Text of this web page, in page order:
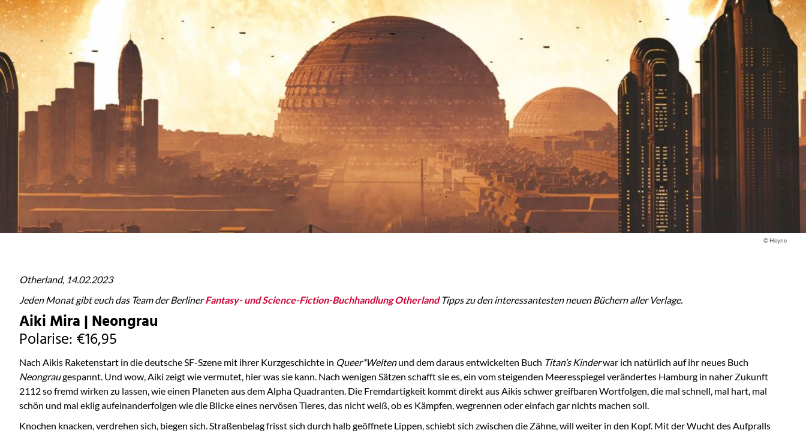
© Heyne
Otherland, 14.02.2023
Jeden Monat gibt euch das Team der BerlinerFantasy- und Science-Fiction-Buchhandlung OtherlandTipps zu den interessantesten neuen Büchern aller Verlage.
Aiki Mira | Neongrau
Polarise: €16,95
Nach Aikis Raketenstart in die deutsche SF-Szene mit ihrer Kurzgeschichte in Queer*Weltenund dem daraus entwickelten Buch Titan’s Kinderwar ich natürlich auf ihr neues Buch
Neongraugespannt. Und wow, Aiki zeigt wie vermutet, hier was sie kann. Nach wenigen Sätzen schafft sie es, ein vom steigenden Meeresspiegel verändertes Hamburg in naher Zukunft
2112 so fremd wirken zu lassen, wie einen Planeten aus dem Alpha Quadranten. Die Fremdartigkeit kommt direkt aus Aikis schwer greifbaren Wortfolgen, die mal schnell, mal hart, mal
schön und mal eklig aufeinanderfolgen wie die Blicke eines nervösen Tieres, das nicht weiß, ob es Kämpfen, wegrennen oder einfach gar nichts machen soll.
Knochen knacken, verdrehen sich, biegen sich. Straßenbelag frisst sich durch halb geöffnete Lippen, schiebt sich zwischen die Zähne, will weiter in den Kopf. Mit der Wucht des Aufpralls